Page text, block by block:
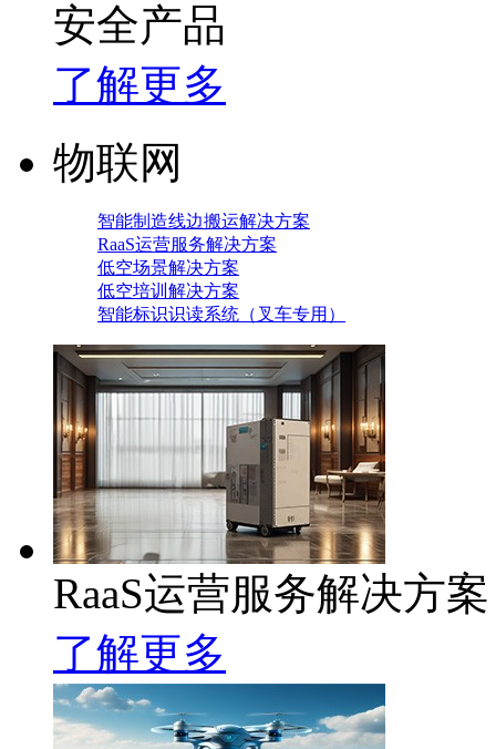
安全产品
了解更多
物联网
智能制造线边搬运解决方案
RaaS运营服务解决方案
低空场景解决方案
低空培训解决方案
智能标识识读系统（叉车专用）
RaaS运营服务解决方案
了解更多